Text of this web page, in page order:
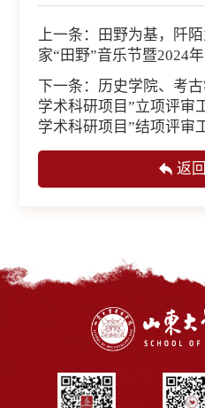
上一条：
田野为基，阡
家“田野”音乐节暨2024
下一条： 历史学院、考
学术科研项目”立项评审
学术科研项目”结项评审
返